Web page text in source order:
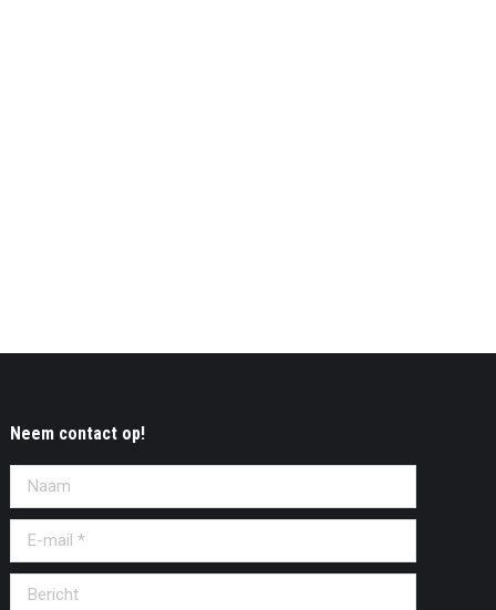
Neem contact op!
Naam
E-mail *
Bericht